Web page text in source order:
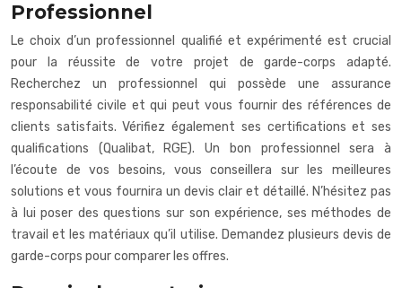
Professionnel
Le choix d’un professionnel qualifié et expérimenté est crucial
pour la réussite de votre projet de garde-corps adapté.
Recherchez un professionnel qui possède une assurance
responsabilité civile et qui peut vous fournir des références de
clients satisfaits. Vérifiez également ses certifications et ses
qualifications (Qualibat, RGE). Un bon professionnel sera à
l’écoute de vos besoins, vous conseillera sur les meilleures
solutions et vous fournira un devis clair et détaillé. N’hésitez pas
à lui poser des questions sur son expérience, ses méthodes de
travail et les matériaux qu’il utilise. Demandez plusieurs devis de
garde-corps pour comparer les offres.